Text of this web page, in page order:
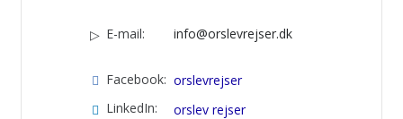
E-mail: info@orslevrejser.dk
Facebook: orslevrejser
LinkedIn:
orslev rejser